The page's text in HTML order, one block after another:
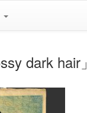
dark hair」